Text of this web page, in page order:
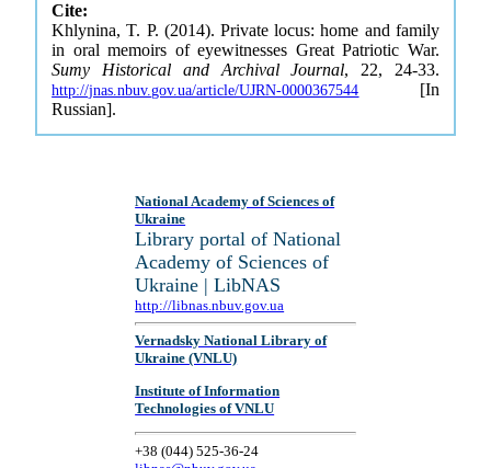
Cite:
Khlynina, T. P. (2014). Private locus: home and family
in oral memoirs of eyewitnesses Great Patriotic War.
Sumy Historical and Archival Journal, 22, 24-33.
http://jnas.nbuv.gov.ua/article/UJRN-0000367544 [In
Russian].
National Academy of Sciences of
Ukraine
Library portal of National
Academy of Sciences of
Ukraine | LibNAS
http://libnas.nbuv.gov.ua
Vernadsky National Library of
Ukraine (VNLU)
Institute of Information
Technologies of VNLU
+38 (044) 525-36-24